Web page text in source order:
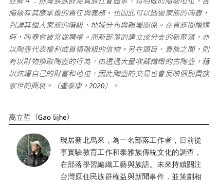
階級有其應承擔的責任與義務，也因此可以透過家族的陶壺，
判讀其個人家族的階級、地域分布與親屬關係。在貴族間婚嫁
時，陶壺會被當做聘禮。而新部落的建立或分支的新聚落，亦
以陶壺代表權利或首領階級的信物。另在頭目、貴族之間，則
有以財物換取陶壺的行為，由透過大量收藏精緻的古陶壺，藉
以炫耀自己的財富和地位，因此陶壺的交易也會反映個別貴族
家世的興衰。（盧泰康，2020）。
高立哲（Gao lijhe）
現居新北烏來，為一名部落工作者，目前從
事實驗教育工作和泰雅族傳統文化的調查，
在部落學習編織工藝與族語。未來持續關注
台灣原住民族群權益與新聞事件，並策劃相